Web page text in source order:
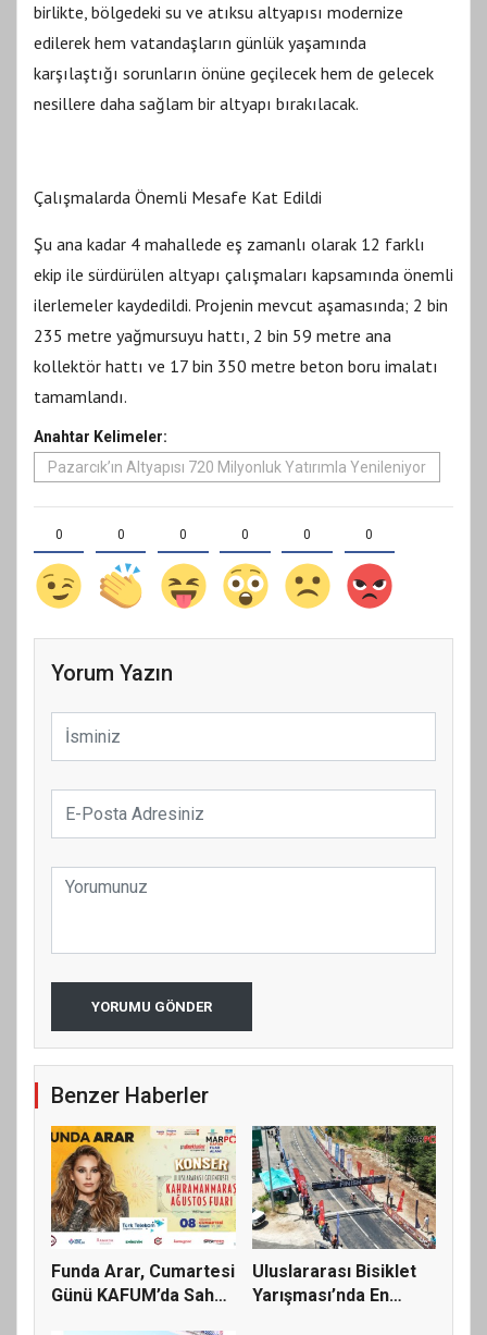
birlikte, bölgedeki su ve atıksu altyapısı modernize
edilerek hem vatandaşların günlük yaşamında
karşılaştığı sorunların önüne geçilecek hem de gelecek
nesillere daha sağlam bir altyapı bırakılacak.
Çalışmalarda Önemli Mesafe Kat Edildi
Şu ana kadar 4 mahallede eş zamanlı olarak 12 farklı
ekip ile sürdürülen altyapı çalışmaları kapsamında önemli
ilerlemeler kaydedildi. Projenin mevcut aşamasında; 2 bin
235 metre yağmursuyu hattı, 2 bin 59 metre ana
kollektör hattı ve 17 bin 350 metre beton boru imalatı
tamamlandı.
Anahtar Kelimeler:
Pazarcık’ın Altyapısı 720 Milyonluk Yatırımla Yenileniyor
0 0 0 0 0 0
Yorum Yazın
YORUMU GÖNDER
Benzer Haberler
Funda Arar, Cumartesi
Günü KAFUM’da Sahne
Uluslararası Bisiklet
Yarışması’nda En